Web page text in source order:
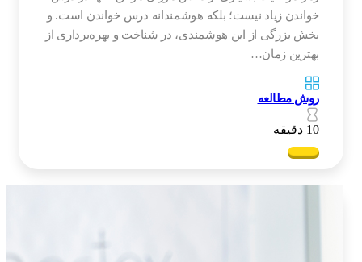
خواندن زیاد نیست؛ بلکه هوشمندانه درس خواندن است. و
بخش بزرگی از این هوشمندی، در شناخت و بهره‌برداری از
بهترین زمان…
روش مطالعه